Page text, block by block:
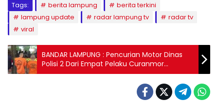
Tags: berita lampung
berita terkini
lampung update
radar lampung tv
radar tv
viral
BANDAR LAMPUNG : Pencurian Motor Dinas
Polisi 2 Dari Empat Pelaku Curanmor
Ditangkap